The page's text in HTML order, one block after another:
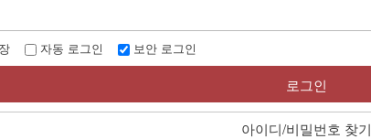
자동 로그인 보안 로그인
로그인
아이디/비밀번호 찾기